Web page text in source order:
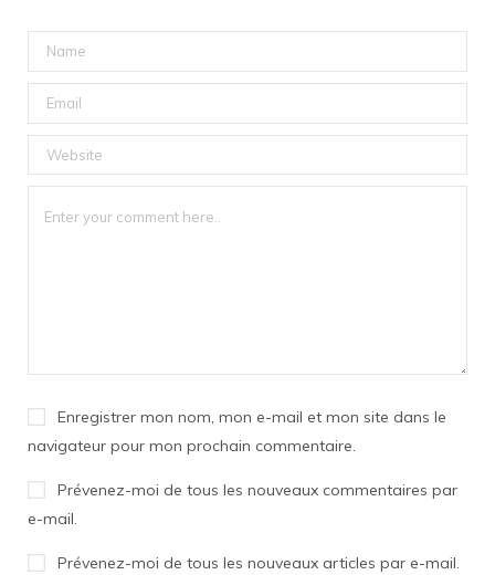
Enregistrer mon nom, mon e-mail et mon site dans le
navigateur pour mon prochain commentaire.
Prévenez-moi de tous les nouveaux commentaires par
e-mail.
Prévenez-moi de tous les nouveaux articles par e-mail.